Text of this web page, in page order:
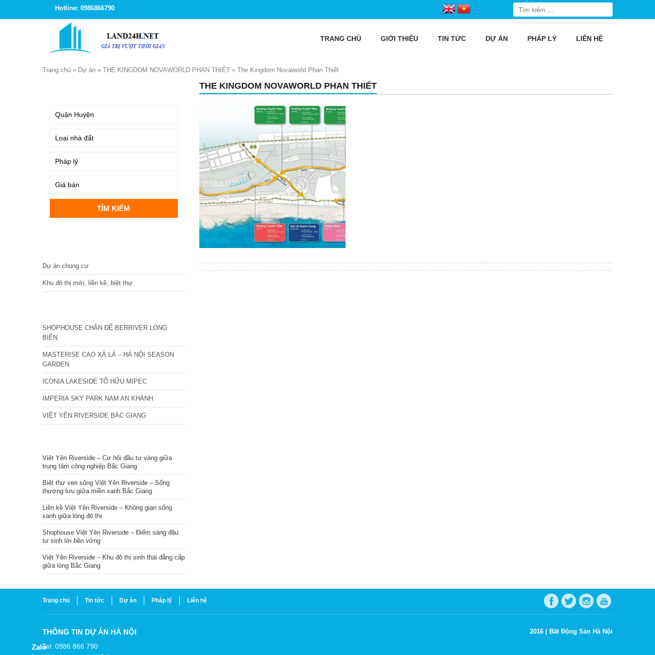
Hotline: 0986866790
TRANG CHỦ GIỚI THIỆU TIN TỨC DỰ ÁN PHÁP LÝ LIÊN HỆ
Trang chủ » Dự án » THE KINGDOM NOVAWORLD PHAN THIẾT » The Kingdom Novaworld Phan Thiết
THE KINGDOM NOVAWORLD PHAN THIẾT
Dự án chung cư
Khu đô thị mới, liền kề, biệt thự
SHOPHOUSE CHÂN ĐẾ BERRIVER LONG
BIÊN
MASTERISE CAO XÀ LÁ – HÀ NỘI SEASON
GARDEN
ICONIA LAKESIDE TỐ HỮU MIPEC
IMPERIA SKY PARK NAM AN KHÁNH
VIỆT YÊN RIVERSIDE BẮC GIANG
Việt Yên Riverside – Cơ hội đầu tư vàng giữa
trung tâm công nghiệp Bắc Giang
Biệt thự ven sông Việt Yên Riverside – Sống
thượng lưu giữa miền xanh Bắc Giang
Liền kề Việt Yên Riverside – Không gian sống
xanh giữa lòng đô thị
Shophouse Việt Yên Riverside – Điểm sáng đầu
tư sinh lời bền vững
Việt Yên Riverside – Khu đô thị sinh thái đẳng cấp
giữa lòng Bắc Giang
Trang chủ Tin tức Dự án Pháp lý Liên hệ
THÔNG TIN DỰ ÁN HÀ NỘI
Tel: 0986 866 790
2016 | Bất Động Sản Hà Nội
Zalo